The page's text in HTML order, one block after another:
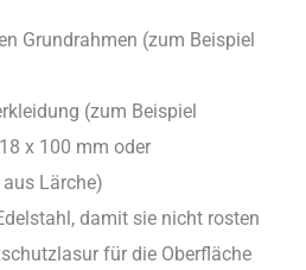
Grundrahmen (zum Beispiel
(zum Beispiel
x 100 mm oder
Lärche)
damit sie nicht rosten
für die Oberfläche